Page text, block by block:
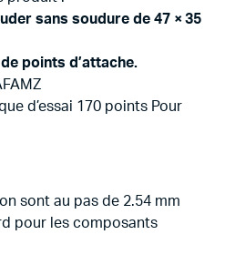
sans soudure de 47 × 35
points d’attache.
d’essai 170 points Pour
sont au pas de 2.54 mm
pour les composants